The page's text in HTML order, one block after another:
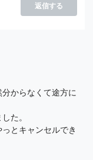
返信する
からなくて途方に
た。
とキャンセルでき